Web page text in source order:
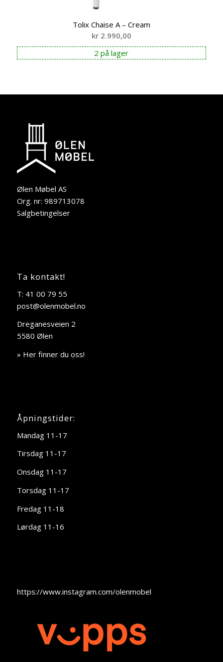
Tolix Chaise A – Cream
kr2.990,00
2 på lager
Ølen Møbel AS
Org. nr: 989713078
Salgbetingelser
Ta kontakt!
T: 41 00 79 55
post@olenmobel.no
Dreganesveien 2
5580 Ølen
» Her finner du oss!
Åpningstider:
Mandag 11-17
Tirsdag 11-17
Onsdag 11-17
Torsdag 11-17
Fredag 11-18
Lørdag 11-16
https://www.instagram.com/olenmobel